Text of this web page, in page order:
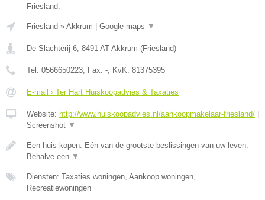
Friesland.
Friesland » Akkrum Google maps ▼
De Slachterij 6, 8491 AT Akkrum (Friesland)
Tel: 0566650223, Fax: -, KvK: 81375395
E-mail › Ter Hart Huiskoopadvies & Taxaties
Website: http://www.huiskoopadvies.nl/aankoopmakelaar-friesland/
Screenshot ▼
Een huis kopen. Eén van de grootste beslissingen van uw leven.
Behalve een ▼
Diensten: Taxaties woningen, Aankoop woningen,
Recreatiewoningen